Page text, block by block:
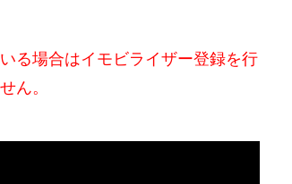
る場合はイモビライザー登録を行
ん。